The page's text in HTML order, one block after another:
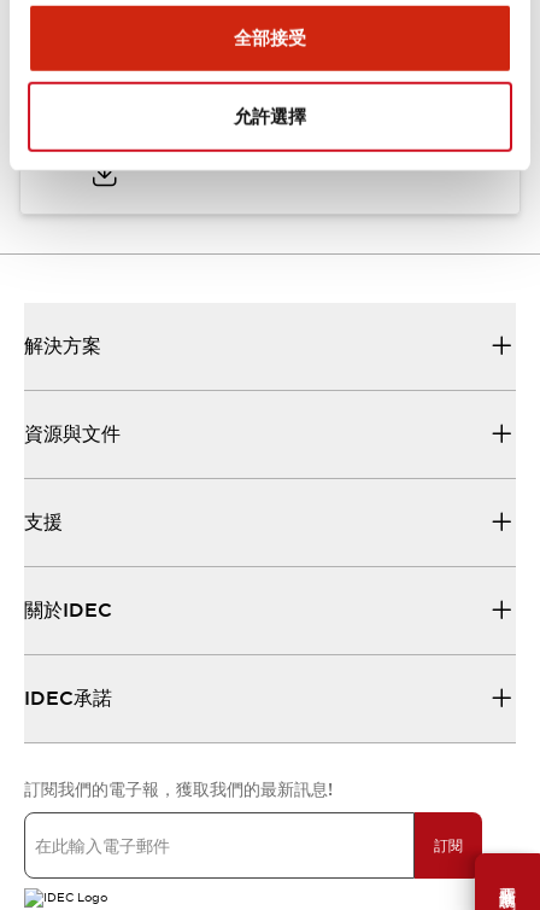
全部接受
允許選擇
需要幫助嗎？
型錄和宣傳手冊 CAD檔 認證與標準
ø25/30 系列 CS型 凸輪開關
解決方案
資源與文件
支援
關於IDEC
IDEC承諾
訂閱我們的電子報，獲取我們的最新訊息!
訂閱